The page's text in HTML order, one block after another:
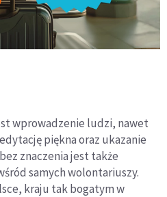
wprowadzenie ludzi, nawet
piękna oraz ukazanie
znaczenia jest także
samych wolontariuszy.
kraju tak bogatym w